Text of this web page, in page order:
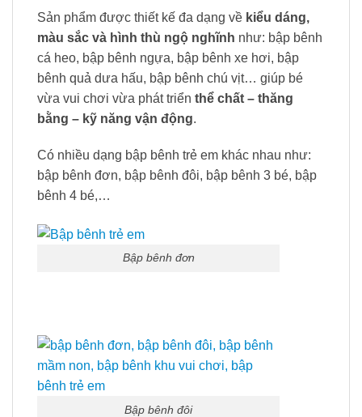
Sản phẩm được thiết kế đa dạng về kiểu dáng,
màu sắc và hình thù ngộ nghĩnh như: bập bênh
cá heo, bập bênh ngựa, bập bênh xe hơi, bập
bênh quả dưa hấu, bập bênh chú vịt… giúp bé
vừa vui chơi vừa phát triển thể chất – thăng
bằng – kỹ năng vận động.
Có nhiều dạng bập bênh trẻ em khác nhau như:
bập bênh đơn, bập bênh đôi, bập bênh 3 bé, bập
bênh 4 bé,…
Bập bênh đơn
Bập bênh đôi